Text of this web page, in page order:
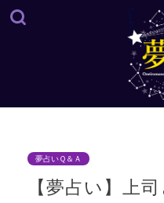
夢占いＱ＆Ａ
【夢占い】上